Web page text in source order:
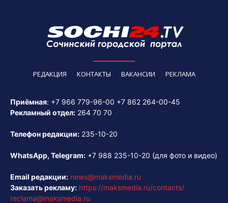
РЕДАКЦИЯ КОНТАКТЫ ВАКАНСИИ РЕКЛАМА
Приёмная: +7 966 779-96-00 +7 862 264-00-45
Рекламный отдел: 264 70 70
Телефон редакции: 235-10-20
WhatsApp, Telegram: +7 988 235-10-20 (для фото и видео)
Email редакции: news@maksmedia.ru
Заказать рекламу: https://maksmedia.ru/contacts/
reclama@maksmedia.ru